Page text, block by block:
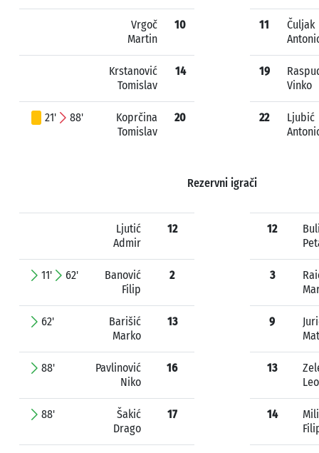
Vrgoč
Martin
10
Krstanović
Tomislav
14
21' 88'
Koprčina
Tomislav
20
11
Čuljak
19
Vinko
22
Ljubić
Rezervni igrači
Ljutić
Admir
12
11' 62'
Banović
Filip
2
62'
Barišić
Marko
13
88'
Pavlinović
Niko
16
88'
Šakić
Drago
17
12
3
9
13
14